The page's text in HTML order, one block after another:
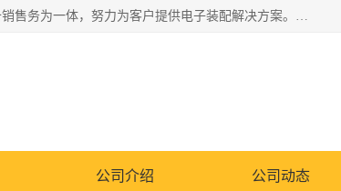
深圳市亿阳电子仪器有限公司坐落于风景秀丽的深圳市光明区，集SMT设备销售务为一体，努力为客户提供电子装配解决方案。与行业**SMT设备厂商：ASM（印刷机，锡膏检查机，贴片机），德国ERSA（爱莎）建立了稳固的代理合作关系，销售的设备一直保持**电子装配行业未来发展方向，能够满足客户各种繁杂产品的生产应用。
公司介绍 公司动态